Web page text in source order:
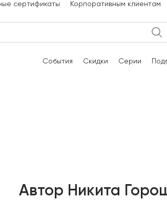
сертификаты Корпоративным клиентам
События Скидки Серии
Автор Никита